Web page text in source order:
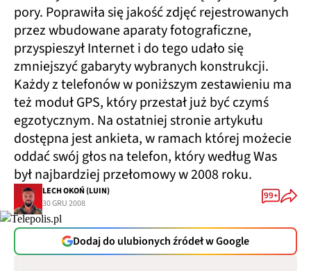
pory. Poprawiła się jakość zdjęć rejestrowanych
przez wbudowane aparaty fotograficzne,
przyspieszył Internet i do tego udało się
zmniejszyć gabaryty wybranych konstrukcji.
Każdy z telefonów w poniższym zestawieniu ma
też moduł GPS, który przestał już być czymś
egzotycznym. Na ostatniej stronie artykułu
dostępna jest ankieta, w ramach której możecie
oddać swój głos na telefon, który według Was
był najbardziej przełomowy w 2008 roku.
LECH OKOŃ (LUIN)
30 GRU 2008
99+
Dodaj do ulubionych źródeł w Google